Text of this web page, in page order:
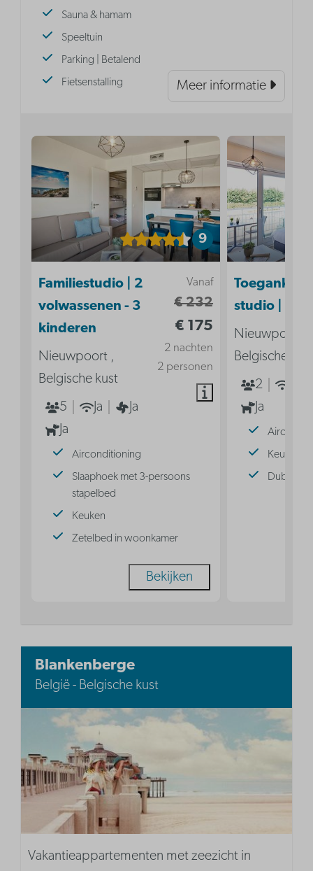
Sauna & hamam
Speeltuin
Parking | Betalend
Fietsenstalling
Meer informatie
9
Vanaf
€ 232
€ 175
2 nachten
2 personen
Familiestudio | 2
volwassenen - 3
kinderen
Nieuwpoort ,
Belgische kust
5
Ja
Ja
Ja
Airconditioning
Slaaphoek met 3-persoons
stapelbed
Keuken
Zetelbed in woonkamer
Bekijken
studio | 2p
Nieuwpoort ,
Belgische
2
Ja
Keuken
Dubbel
Blankenberge
België - Belgische kust
Vakantieappartementen met zeezicht in